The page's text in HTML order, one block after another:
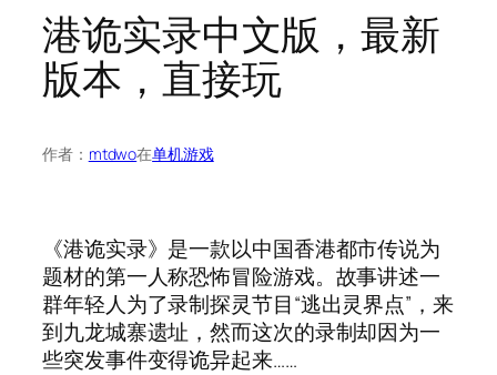
港诡实录中文版，最新
版本，直接玩
作者： mtdwo在单机游戏
《港诡实录》是一款以中国香港都市传说为
题材的第一人称恐怖冒险游戏。故事讲述一
群年轻人为了录制探灵节目“逃出灵界点”，来
到九龙城寨遗址，然而这次的录制却因为一
些突发事件变得诡异起来……